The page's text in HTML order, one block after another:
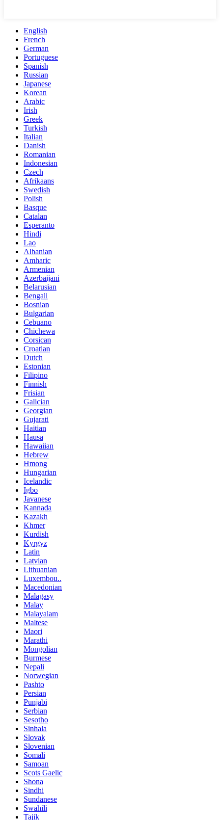
English
French
German
Portuguese
Spanish
Russian
Japanese
Korean
Arabic
Irish
Greek
Turkish
Italian
Danish
Romanian
Indonesian
Czech
Afrikaans
Swedish
Polish
Basque
Catalan
Esperanto
Hindi
Lao
Albanian
Amharic
Armenian
Azerbaijani
Belarusian
Bengali
Bosnian
Bulgarian
Cebuano
Chichewa
Corsican
Croatian
Dutch
Estonian
Filipino
Finnish
Frisian
Galician
Georgian
Gujarati
Haitian
Hausa
Hawaiian
Hebrew
Hmong
Hungarian
Icelandic
Igbo
Javanese
Kannada
Kazakh
Khmer
Kurdish
Kyrgyz
Latin
Latvian
Lithuanian
Luxembou..
Macedonian
Malagasy
Malay
Malayalam
Maltese
Maori
Marathi
Mongolian
Burmese
Nepali
Norwegian
Pashto
Persian
Punjabi
Serbian
Sesotho
Sinhala
Slovak
Slovenian
Somali
Samoan
Scots Gaelic
Shona
Sindhi
Sundanese
Swahili
Tajik